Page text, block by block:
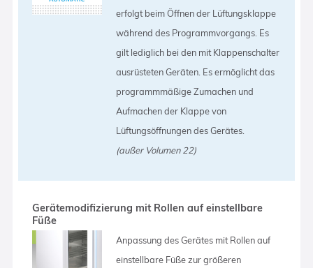
erfolgt beim Öffnen der Lüftungsklappe
während des Programmvorgangs. Es
gilt lediglich bei den mit Klappenschalter
ausrüsteten Geräten. Es ermöglicht das
programmmäßige Zumachen und
Aufmachen der Klappe von
Lüftungsöffnungen des Gerätes.
(außer Volumen 22)
Gerätemodifizierung mit Rollen auf einstellbare
Füße
Anpassung des Gerätes mit Rollen auf
einstellbare Füße zur größeren